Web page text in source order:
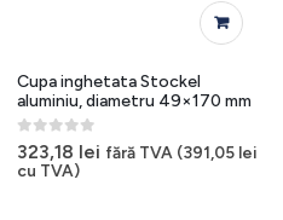
Cupa inghetata Stockel
aluminiu, diametru 49×170 mm
0out of 5
323,18 lei fără TVA (391,05 lei
cu TVA)